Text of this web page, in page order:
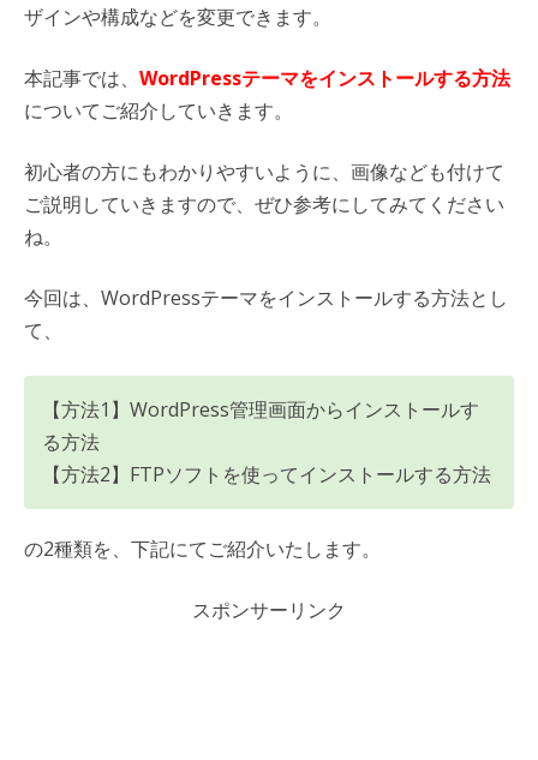
ザインや構成などを変更できます。
本記事では、 WordPressテーマをインストールする方法
についてご紹介していきます。
初心者の方にもわかりやすいように、画像なども付けて
ご説明していきますので、ぜひ参考にしてみてください
ね。
今回は、WordPressテーマをインストールする方法とし
て、
【方法1】WordPress管理画面からインストールす
る方法
【方法2】FTPソフトを使ってインストールする方法
の2種類を、下記にてご紹介いたします。
スポンサーリンク